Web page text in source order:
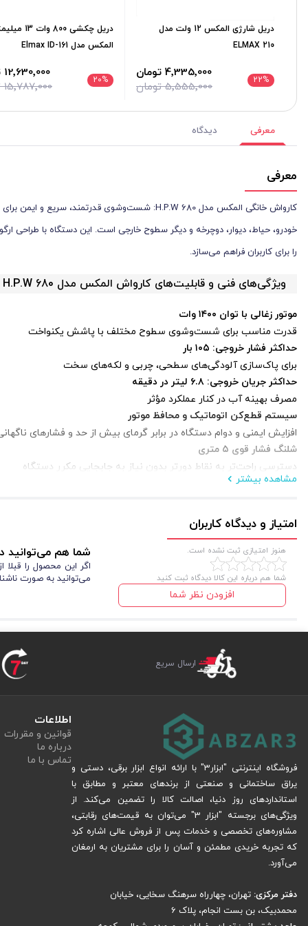
دریل شارژی المکس 12 ولت مدل
ELMAX 210
22% 5٬555٬000 تومان
4٬335٬000 تومان
دریل چکشی 800
المکس مدل Elmax ID-161
20% 15٬787٬000 تومان
12٬630٬000 تومان
معرفی دیدگاه
معرفی
را برای کاربران فراهم می‌سازد.
ویژگی‌های فنی و قابلیت‌های کارواش المکس مدل H.P.W 680
موتور زغالی با توان ۱۴۰۰ وات
قدرت مناسب برای شست‌وشوی سطوح مختلف با پاشش یکنواخت
حداکثر فشار خروجی: ۱۰۵ بار
برای پاک‌سازی آلودگی‌های سطحی، چربی و لکه‌های سخت
حداکثر جریان خروجی: ۶.۸ لیتر در دقیقه
مصرف بهینه آب در کنار عملکرد مؤثر
سیستم قطع‌کن اتوماتیک و محافظ موتور
افزایش ایمنی و دوام دستگاه در برابر گرمای بیش از حد و فشارهای
شلنگ فشار قوی ۵ متری
دسترسی راحت‌تر به نقاط دورتر بدون نیاز به جابجایی مکرر دستگاه
کابل برق ۵ متری با رابط استاندارد
مخزن مواد شوینده خارجی قابل اتصال
برای تمیزکاری بهتر سطوح با امکان پاشش شوینده هم‌زمان
طراحی ارگونومیک و وزن سبک
حمل آسان، فضای اشغالی کم و راحتی در استفاده روزمره
ساخت ایران با کیفیت معتبر
بدنه مقاوم و خدمات پس از فروش مطمئن برای مصرف طولانی‌مدت
کارواشی هستید که هم قدرتمند باشد و هم اقتصادی، این مدل گزینه‌ای ایده‌آل
ولتاژ
حداکثر فشار خروجی
مشاهده بیشتر
امتیاز و دیدگاه کاربران
هنوز امتیازی ثبت نشده است.
شما هم درباره این کالا دیدگاه ثبت کنید
افزودن نظر شما
شما هم می‌توانید
اگر این محصول را
می‌توانید به صورت
ارسال سریع
فروشگاه اینترنتی "ابزار3" با ارائه انواع ابزار برقی، دستی و
یراق ساختمانی و صنعتی از برندهای معتبر و مطابق با
استانداردهای روز دنیا، اصالت کالا را تضمین می‌کند. از
ویژگی‌های برجسته "ابزار 3" می‌توان به قیمت‌های رقابتی،
مشاوره‌های تخصصی و خدمات پس از فروش عالی اشاره کرد
که تجربه خریدی مطمئن و آسان را برای مشتریان به ارمغان
می‌آورد.
دفتر مرکزی: تهران، چهارراه سرهنگ سخایی، خیابان
محمدبیک، بن بست انجام، پلاک 6
اطلاعات
قوانین و مقررات
درباره ما
تماس با ما